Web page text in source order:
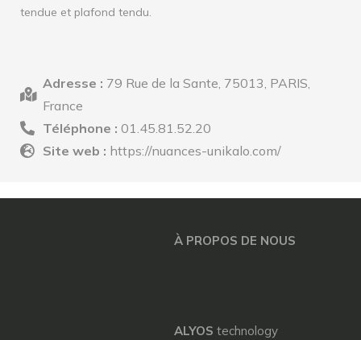
tendue et plafond tendu.
Adresse : 79 Rue de la Sante, 75013, PARIS,
France
Téléphone : 01.45.81.52.20
Site web : https://nuances-unikalo.com/
À PROPOS DE NOUS
ALYOS technology